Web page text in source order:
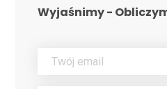
Wyjaśnimy -